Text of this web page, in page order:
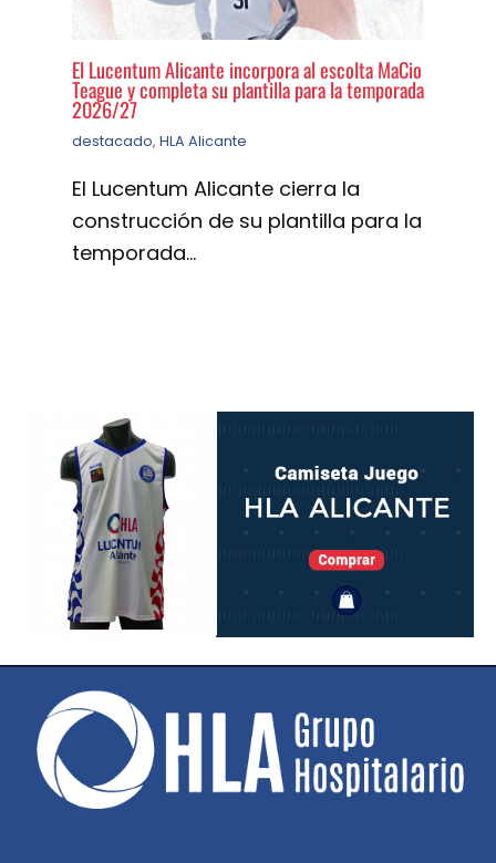
El Lucentum Alicante incorpora al escolta MaCio
Teague y completa su plantilla para la temporada
2026/27
destacado, HLA Alicante
El Lucentum Alicante cierra la
construcción de su plantilla para la
temporada…